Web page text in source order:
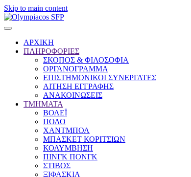
Skip to main content
ΑΡΧΙΚΗ
ΠΛΗΡΟΦΟΡΙΕΣ
ΣΚΟΠΟΣ & ΦΙΛΟΣΟΦΙΑ
ΟΡΓΑΝΟΓΡΑΜΜΑ
ΕΠΙΣΤΗΜΟΝΙΚΟΙ ΣΥΝΕΡΓΑΤΕΣ
ΑΙΤΗΣΗ ΕΓΓΡΑΦΗΣ
ΑΝΑΚΟΙΝΩΣΕΙΣ
ΤΜΗΜΑΤΑ
ΒΟΛΕΪ
ΠΟΛΟ
ΧΑΝΤΜΠΟΛ
ΜΠΑΣΚΕΤ ΚΟΡΙΤΣΙΩΝ
ΚΟΛΥΜΒΗΣΗ
ΠΙΝΓΚ ΠΟΝΓΚ
ΣΤΙΒΟΣ
ΞΙΦΑΣΚΙΑ